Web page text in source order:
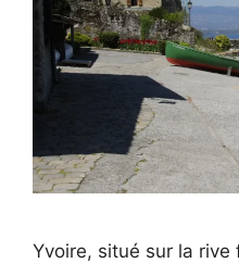
Yvoire, situé sur la